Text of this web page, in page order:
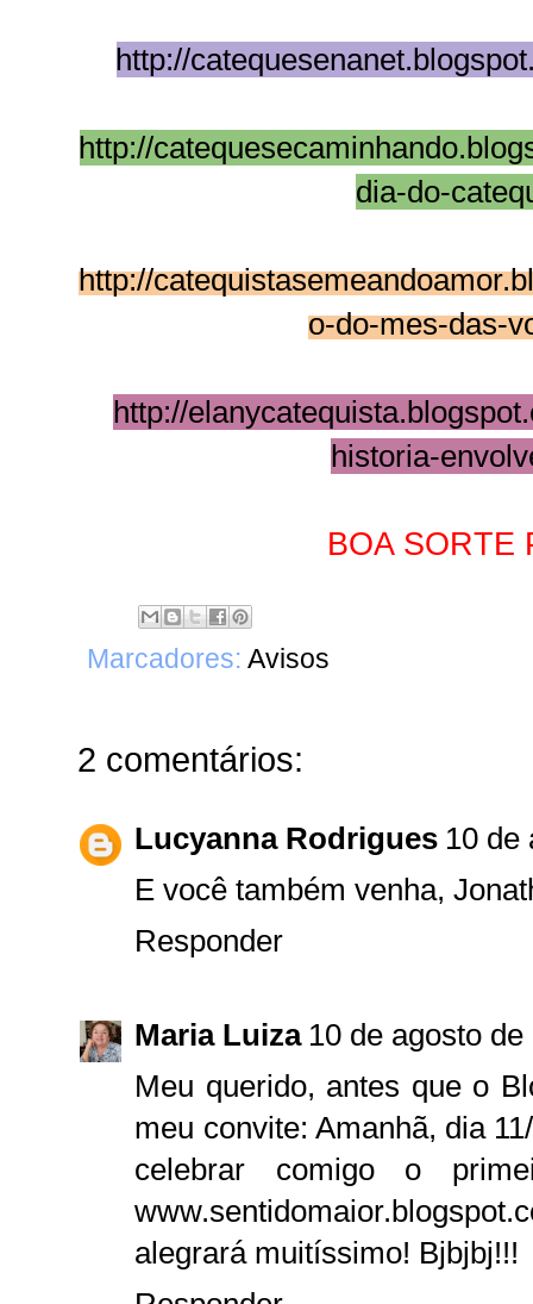
http://
http://
dia-do-
http://
o-do-mes-das-
http://
historia-
BOA SORTE
Marcadores:Avisos
2 comentários:
Lucyanna Rodrigues 10 de
E você também venha,
Responder
Maria Luiza 10 de agosto
Meu querido, antes que o
meu convite: Amanhã, dia
celebrar comigo o
alegrará muitíssimo! Bjbjbj!!!